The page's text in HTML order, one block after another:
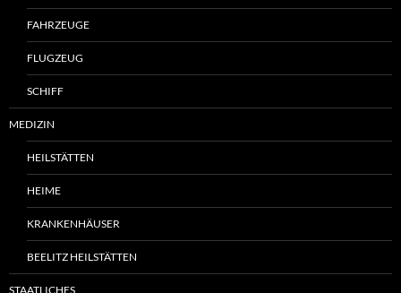
FAHRZEUGE
FLUGZEUG
SCHIFF
MEDIZIN
HEILSTÄTTEN
HEIME
KRANKENHÄUSER
BEELITZ HEILSTÄTTEN
STAATLICHES